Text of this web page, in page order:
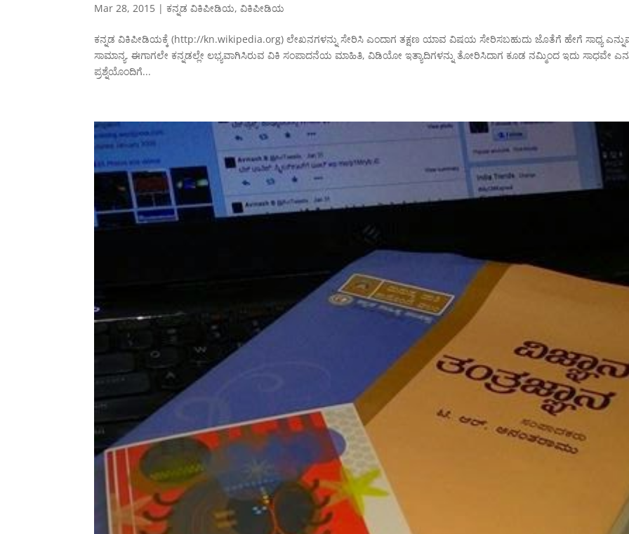
Mar 28, 2015 | ಕನ್ನಡ ವಿಕಿಪೀಡಿಯ,ವಿಕಿಪೀಡಿಯ
ಕನ್ನಡ ವಿಕಿಪೀಡಿಯಕ್ಕೆ (http://kn.wikipedia.org) ಲೇಖನಗಳನ್ನು ಸೇರಿಸಿ ಎಂದಾಗ ತಕ್ಷಣ ಯಾವ ವಿಷಯ ಸೇರಿಸಬಹುದು ಜೊತೆಗೆ ಹೇಗೆ ಸಾಧ್ಯ ಎನ್ನುವ
ಸಾಮಾನ್ಯ. ಈಗಾಗಲೇ ಕನ್ನಡಲ್ಲೇ ಲಭ್ಯವಾಗಿಸಿರುವ ವಿಕಿ ಸಂಪಾದನೆಯ ಮಾಹಿತಿ, ವಿಡಿಯೋ ಇತ್ಯಾದಿಗಳನ್ನು ತೋರಿಸಿದಾಗ ಕೂಡ ನಮ್ಮಿಂದ ಇದು ಸಾಧವೇ
ಪ್ರಶ್ನೆಯೊಂದಿಗೆ...